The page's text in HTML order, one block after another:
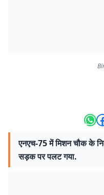
एनएच-75 में मिशन चौक के
सड़क पर पलट गया.